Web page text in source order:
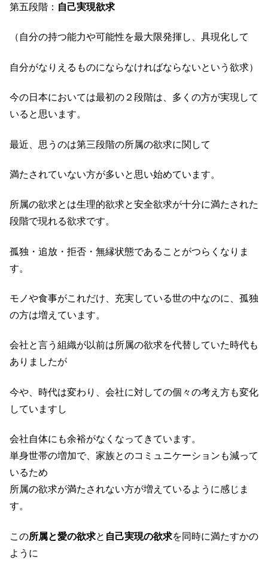
第五段階： 自己実現欲求
（自分の持つ能力や可能性を最大限発揮し、具現化して
自分がなりえるものにならなければならないという欲求）
今の日本においては最初の２段階は、多くの方が実現して
いると思います。
最近、思うのは第三段階の所属の欲求に関して
満たされていない方が多いと思い始めています。
所属の欲求とは生理的欲求と安全欲求が十分に満たされた
段階で現れる欲求です。
孤独・追放・拒否・無縁状態であることがつらくなりま
す。
モノや食事がこれだけ、充実している世の中なのに、孤独
の方は増えています。
会社と言う組織が以前は所属の欲求を代替していた時代も
ありましたが
今や、時代は変わり、会社に対しての個々の考え方も変化
していますし
会社自体にも余裕がなくなってきています。
単身世帯の増加で、家族とのコミュニケーションも減って
いるため
所属の欲求が満たされない方が増えているように感じま
す。
この所属と愛の欲求と 自己実現の欲求を同時に満たすかの
ように